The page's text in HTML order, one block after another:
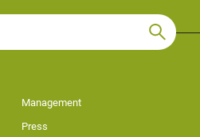
Management
Press